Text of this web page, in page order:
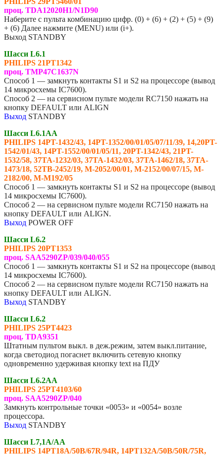
проц. TDA12020H1/N1D90
Наберите с пульта комбинацию цифр. (0) + (6) + (2) + (5) + (9)
+ (6) Далее нажмите (MENU) или (i+).
Выход STANDBY
Шасси L6.1
PHILIPS 21PT1342
проц. TMP47C1637N
Способ 1 — замкнуть контакты S1 и S2 на процессоре (вывод
14 микросхемы IC7600).
Способ 2 — на сервисном пульте модели RC7150 нажать на
кнопку DEFAULT или ALIGN
Выход STANDBY
Шасси L6.1AA
PHILIPS 14PT-1432/43, 14PT-1352/00/01/05/07/11/39, 14,20PT-
1542/01/43, 14PT-1552/00/01/05/11, 20PT-1342/43, 21PT-
1532/58, 37TA-1232/03, 37TA-1432/03, 37TA-1462/18, 37TA-
1473/18, 52TB-2452/19, M-2052/00/01, M-2152/00/07/15, M-
2182/00, M-M192/05
Способ 1 — замкнуть контакты S1 и S2 на процессоре (вывод
14 микросхемы IC7600).
Способ 2 — на сервисном пульте модели RC7150 нажать на
кнопку DEFAULT или ALIGN.
Выход POWER OFF
Шасси L6.2
PHILIPS 20PT1353
проц. SAA5290ZP/039/040/055
Способ 1 — замкнуть контакты S1 и S2 на процессоре (вывод
14 микросхемы IC7600).
Способ 2 — на сервисном пульте модели RC7150 нажать на
кнопку DEFAULT или ALIGN.
Выход STANDBY
Шасси L6.2
PHILIPS 25PT4423
проц. TDA9351
Штатным пультом выкл. в деж.режим, затем выкл.питание,
когда светодиод погаснет включить сетевую кнопку
одновременно удерживая кнопку text на ПДУ
Шасси L6.2AA
PHILIPS 25PT4103/60
проц. SAA5290ZP/040
Замкнуть контрольные точки «0053» и «0054» возле
процессора.
Выход STANDBY
Шасси L7,1A/AA
PHILIPS 14PT18A/50B/67R/94R, 14PT132A/50B/50R/75R,